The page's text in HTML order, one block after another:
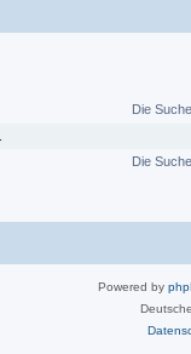
Die
Die
Powered by